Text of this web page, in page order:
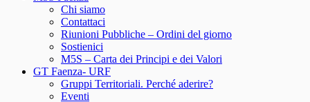
Chi siamo
Contattaci
Riunioni Pubbliche – Ordini del giorno
Sostienici
M5S – Carta dei Principi e dei Valori
GT Faenza- URF
Gruppi Territoriali. Perché aderire?
Eventi